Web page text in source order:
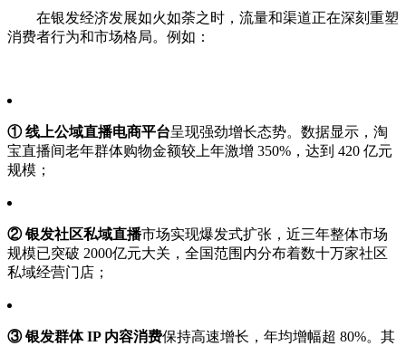
在银发经济发展如火如荼之时，流量和渠道正在深刻重塑
消费者行为和市场格局。例如：
① 线上公域直播电商平台呈现强劲增长态势。数据显示，淘
宝直播间老年群体购物金额较上年激增 350%，达到 420 亿元
规模；
② 银发社区私域直播市场实现爆发式扩张，近三年整体市场
规模已突破 2000亿元大关，全国范围内分布着数十万家社区
私域经营门店；
③ 银发群体 IP 内容消费保持高速增长，年均增幅超 80%。其